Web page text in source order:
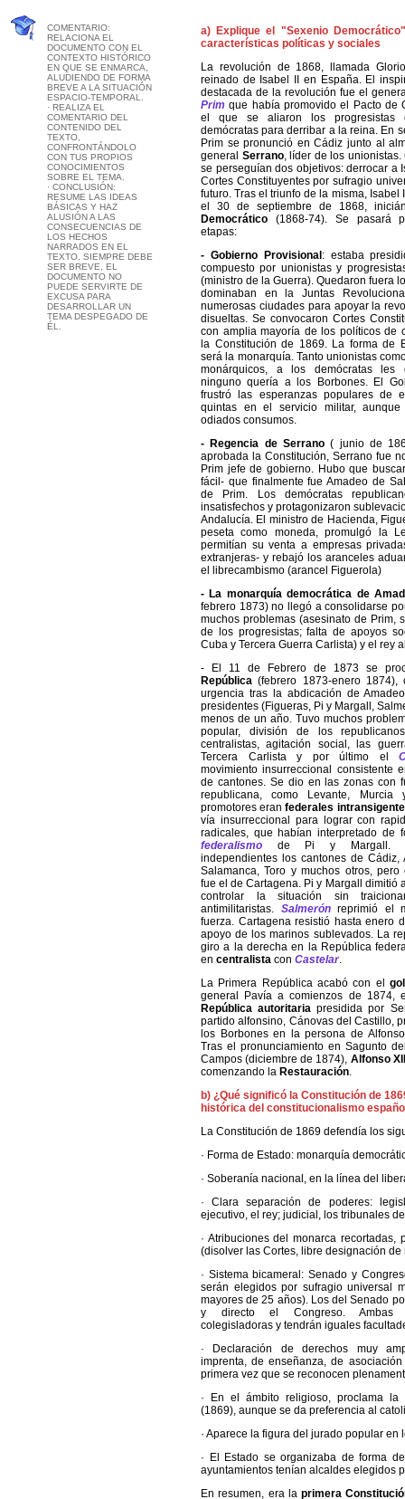
COMENTARIO:
RELACIONA EL
DOCUMENTO CON EL
CONTEXTO HISTÓRICO
EN QUE SE ENMARCA,
ALUDIENDO DE FORMA
BREVE A LA SITUACIÓN
ESPACIO-TEMPORAL.
· REALIZA EL
COMENTARIO DEL
CONTENIDO DEL
TEXTO,
CONFRONTÁNDOLO
CON TUS PROPIOS
CONOCIMIENTOS
SOBRE EL TEMA.
· CONCLUSIÓN:
RESUME LAS IDEAS
BÁSICAS Y HAZ
ALUSIÓN A LAS
CONSECUENCIAS DE
LOS HECHOS
NARRADOS EN EL
TEXTO. SIEMPRE DEBE
SER BREVE, EL
DOCUMENTO NO
PUEDE SERVIRTE DE
EXCUSA PARA
DESARROLLAR UN
TEMA DESPEGADO DE
ÉL.
a) Explique el "Sexenio
características políticas y sociales
La revolución de 1868, llamada
reinado de Isabel II en España. El
destacada de la revolución fue el
Prim que había promovido el Pacto de
el que se aliaron los progresistas
demócratas para derribar a la reina. En
Prim se pronunció en Cádiz junto al
general Serrano, líder de los
se perseguían dos objetivos: derrocar a
Cortes Constituyentes por sufragio
futuro. Tras el triunfo de la misma, Isabel
el 30 de septiembre de 1868,
Democrático (1868-74). Se pasará
etapas:
- Gobierno Provisional : estaba
compuesto por unionistas y
(ministro de la Guerra). Quedaron fuera
dominaban en la Juntas
numerosas ciudades para apoyar la
disueltas. Se convocaron Cortes
con amplia mayoría de los políticos de
la Constitución de 1869. La forma de
será la monarquía. Tanto unionistas
monárquicos, a los demócratas les
ninguno quería a los Borbones. El
frustró las esperanzas populares de
quintas en el servicio militar,
odiados consumos.
- Regencia de Serrano ( junio de
aprobada la Constitución, Serrano fue
Prim jefe de gobierno. Hubo que
fácil- que finalmente fue Amadeo de
de Prim. Los demócratas
insatisfechos y protagonizaron
Andalucía. El ministro de Hacienda,
peseta como moneda, promulgó la
permitían su venta a empresas
extranjeras- y rebajó los aranceles
el librecambismo (arancel Figuerola)
- La monarquía democrática de
febrero 1873) no llegó a consolidarse
muchos problemas (asesinato de Prim,
de los progresistas; falta de apoyos
Cuba y Tercera Guerra Carlista) y el rey
- El 11 de Febrero de 1873 se
República(febrero 1873-enero 1874),
urgencia tras la abdicación de
presidentes (Figueras, Pi y Margall,
menos de un año. Tuvo muchos
popular, división de los
centralistas, agitación social, las
Tercera Carlista y por último el
movimiento insurreccional consistente
de cantones. Se dio en las zonas con
republicana, como Levante, Murcia
promotores eranfederales
vía insurreccional para lograr con
radicales, que habían interpretado de
federalismo de Pi y Margall.
independientes los cantones de Cádiz,
Salamanca, Toro y muchos otros, pero
fue el de Cartagena. Pi y Margall dimitió
controlar la situación sin
antimilitaristas. Salmerónreprimió el
fuerza. Cartagena resistió hasta enero
apoyo de los marinos sublevados. La
giro a la derecha en la República
en centralista con Castelar.
La Primera República acabó con el
general Pavía a comienzos de 1874,
República autoritaria presidida por
partido alfonsino, Cánovas del Castillo,
los Borbones en la persona de
Tras el pronunciamiento en Sagunto
Campos (diciembre de 1874), Alfonso XII
comenzando la Restauración.
b) ¿Qué significó la Constitución de
histórica del constitucionalismo
La Constitución de 1869 defendía los
· Forma de Estado: monarquía
· Soberanía nacional, en la línea del
· Clara separación de poderes:
ejecutivo, el rey; judicial, los tribunales
· Atribuciones del monarca recortadas,
(disolver las Cortes, libre designación de
· Sistema bicameral: Senado y
serán elegidos por sufragio universal
mayores de 25 años). Los del Senado
y directo el Congreso. Ambas
colegisladoras y tendrán iguales
· Declaración de derechos muy
imprenta, de enseñanza, de
primera vez que se reconocen
· En el ámbito religioso, proclama la
(1869), aunque se da preferencia al
· Aparece la figura del jurado popular en
· El Estado se organizaba de forma
ayuntamientos tenían alcaldes elegidos
En resumen, era laprimera